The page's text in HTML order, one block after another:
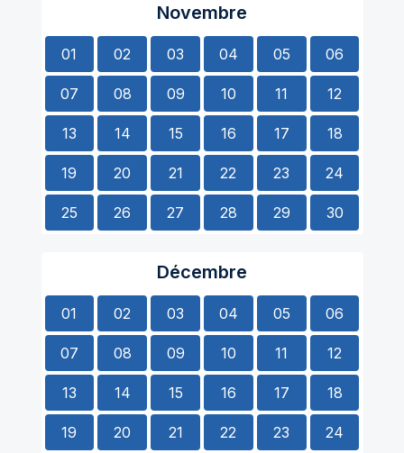
Novembre
01 02 03 04 05 06
07 08 09 10 11 12
13 14 15 16 17 18
19 20 21 22 23 24
25 26 27 28 29 30
Décembre
01 02 03 04 05 06
07 08 09 10 11 12
13 14 15 16 17 18
19 20 21 22 23 24